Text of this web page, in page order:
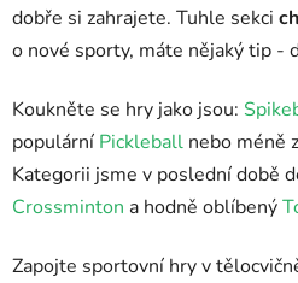
dobře si zahrajete. Tuhle sekci
o nové sporty, máte nějaký tip -
Koukněte se hry jako jsou:
populární Pickleball nebo méně
Kategorii jsme v poslední době
Crossminton a hodně oblíbený
Zapojte sportovní hry v